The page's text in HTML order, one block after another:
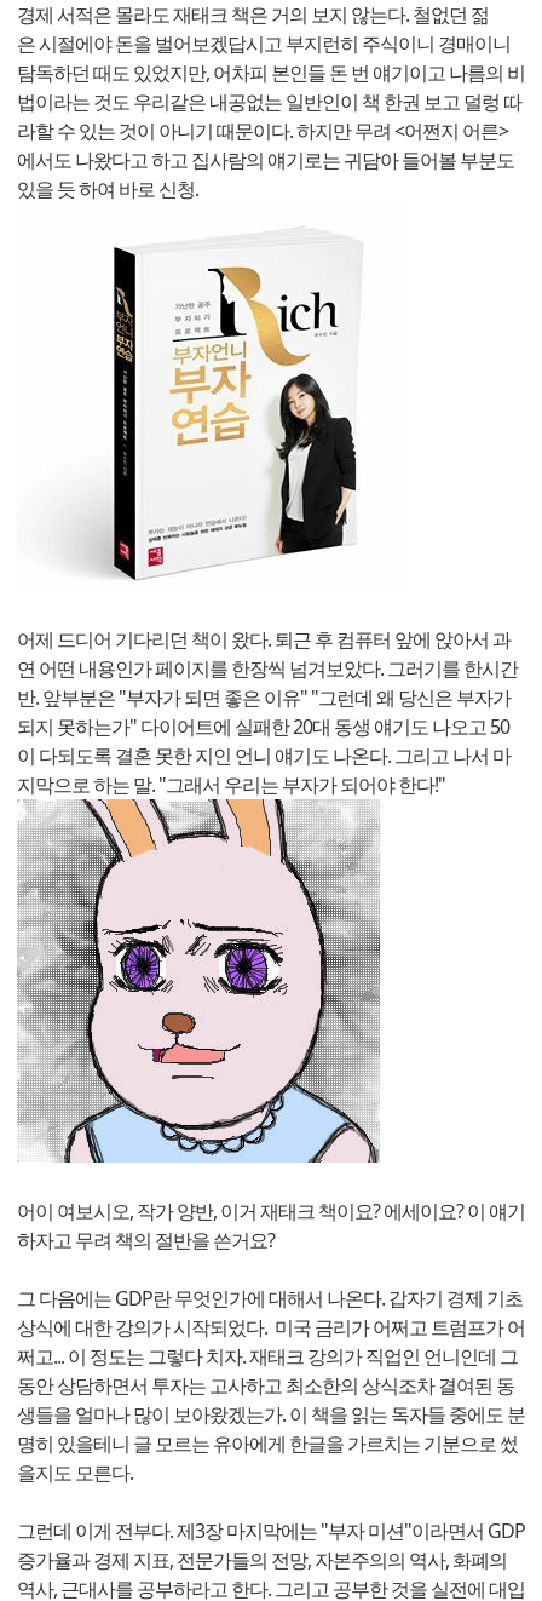
경제 서적은 몰라도 재태크 책은 거의 보지 않는다. 철없던 젊
은 시절에야 돈을 벌어보겠답시고 부지런히 주식이니 경매이니
탐독하던 때도 있었지만, 어차피 본인들 돈 번 얘기이고 나름의 비
법이라는 것도 우리같은 내공없는 일반인이 책 한권 보고 덜렁 따
라할 수 있는 것이 아니기 때문이다. 하지만 무려 <어쩐지 어른>
에서도 나왔다고 하고 집사람의 얘기로는 귀담아 들어볼 부분도
있을 듯 하여 바로 신청.
어제 드디어 기다리던 책이 왔다. 퇴근 후 컴퓨터 앞에 앉아서 과
연 어떤 내용인가 페이지를 한장씩 넘겨보았다. 그러기를 한시간
반. 앞부분은 "부자가 되면 좋은 이유" "그런데 왜 당신은 부자가
되지 못하는가" 다이어트에 실패한 20대 동생 얘기도 나오고 50
이 다되도록 결혼 못한 지인 언니 얘기도 나온다. 그리고 나서 마
지막으로 하는 말. "그래서 우리는 부자가 되어야 한다!"
어이 여보시오, 작가 양반, 이거 재태크 책이요? 에세이요? 이 얘기
하자고 무려 책의 절반을 쓴거요?
그 다음에는 GDP란 무엇인가에 대해서 나온다. 갑자기 경제 기초
상식에 대한 강의가 시작되었다. 미국 금리가 어쩌고 트럼프가 어
쩌고... 이 정도는 그렇다 치자. 재태크 강의가 직업인 언니인데 그
동안 상담하면서 투자는 고사하고 최소한의 상식조차 결여된 동
생들을 얼마나 많이 보아왔겠는가. 이 책을 읽는 독자들 중에도 분
명히 있을테니 글 모르는 유아에게 한글을 가르치는 기분으로 썼
을지도 모른다.
그런데 이게 전부다. 제3장 마지막에는 "부자 미션"이라면서 GDP
증가율과 경제 지표, 전문가들의 전망, 자본주의의 역사, 화폐의
역사, 근대사를 공부하라고 한다. 그리고 공부한 것을 실전에 대입